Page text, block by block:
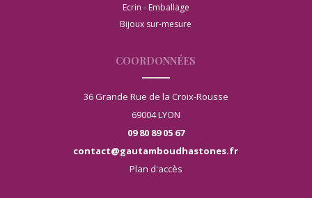
Ecrin - Emballage
Bijoux sur-mesure
COORDONNÉES
36 Grande Rue de la Croix-Rousse
69004 LYON
09 80 89 05 67
contact@gautamboudhastones.fr
Plan d'accès